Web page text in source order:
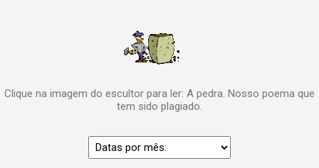
Clique na imagem do escultor para ler: A pedra. Nosso poema que
tem sido plagiado.